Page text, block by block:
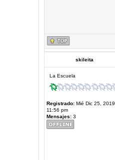
skileita
La Escuela
Registrado:Mié Dic 25, 2019
11:56 pm
Mensajes:3